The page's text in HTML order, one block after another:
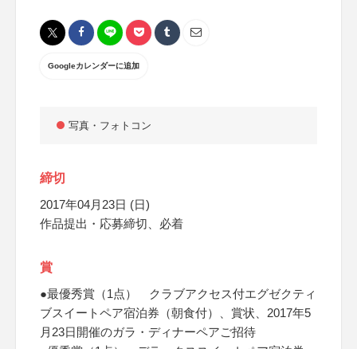
Googleカレンダーに追加
写真・フォトコン
締切
2017年04月23日 (日)
作品提出・応募締切、必着
賞
●最優秀賞（1点） クラブアクセス付エグゼクティ
ブスイートペア宿泊券（朝食付）、賞状、2017年5
月23日開催のガラ・ディナーペアご招待